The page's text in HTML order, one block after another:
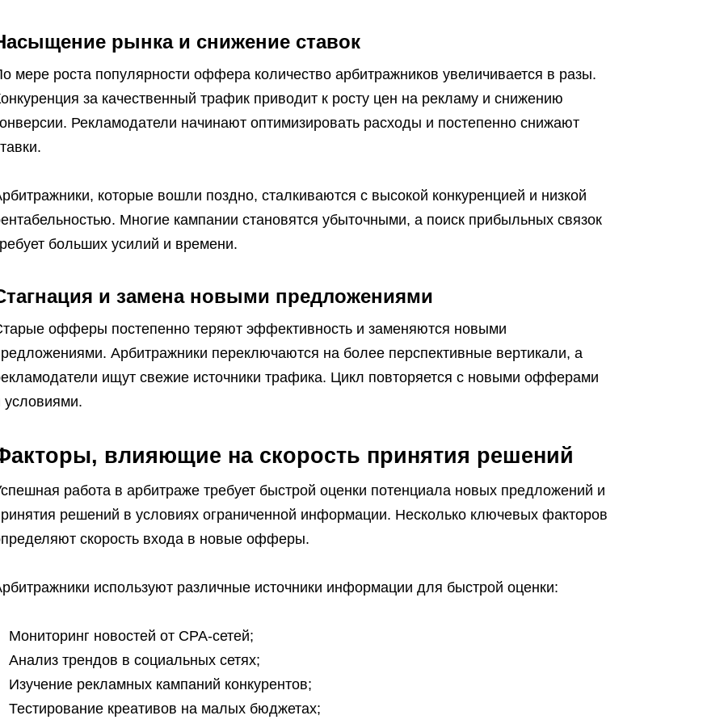
рынка и снижение ставок
мере роста популярности оффера количество арбитражников увеличивается в разы.
за качественный трафик приводит к росту цен на рекламу и снижению
Рекламодатели начинают оптимизировать расходы и постепенно снижают
которые вошли поздно, сталкиваются с высокой конкуренцией и низкой
Многие кампании становятся убыточными, а поиск прибыльных связок
больших усилий и времени.
и замена новыми предложениями
офферы постепенно теряют эффективность и заменяются новыми
Арбитражники переключаются на более перспективные вертикали, а
ищут свежие источники трафика. Цикл повторяется с новыми офферами
условиями.
влияющие на скорость принятия решений
работа в арбитраже требует быстрой оценки потенциала новых предложений и
решений в условиях ограниченной информации. Несколько ключевых факторов
скорость входа в новые офферы.
используют различные источники информации для быстрой оценки:
Мониторинг новостей от CPA-сетей;
Анализ трендов в социальных сетях;
Изучение рекламных кампаний конкурентов;
Тестирование креативов на малых бюджетах;